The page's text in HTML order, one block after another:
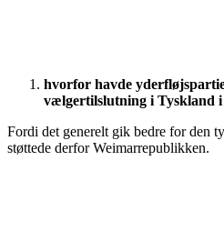
hvorfor havde
vælgertilslutning i Tyskland i
Fordi det generelt gik bedre for den
støttede derfor Weimarrepublikken.